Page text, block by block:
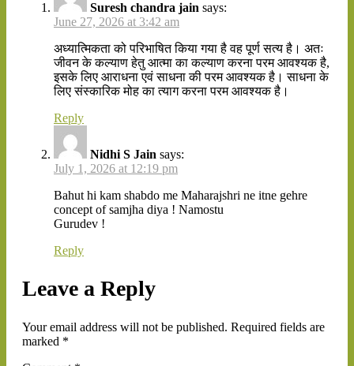
Suresh chandra jain says:
June 27, 2026 at 3:42 am
अध्यात्मिकता को परिभाषित किया गया है वह पूर्ण सत्य है। अतः
जीवन के कल्याण हेतु आत्मा का कल्याण करना परम आवश्यक है,
इसके लिए आराधना एवं साधना की परम आवश्यक है। साधना के
लिए संस्कारिक मोह का त्याग करना परम आवश्यक है।
Reply
Nidhi S Jain says:
July 1, 2026 at 12:19 pm
Bahut hi kam shabdo me Maharajshri ne itne gehre
concept of samjha diya ! Namostu
Gurudev !
Reply
Leave a Reply
Your email address will not be published. Required fields are
marked *